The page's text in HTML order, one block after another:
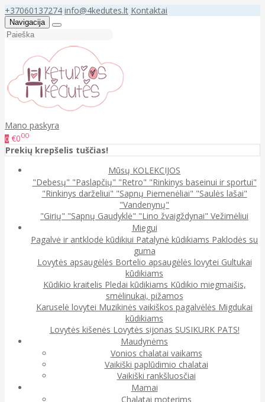
+37060137274 info@4kedutes.lt Kontaktai
Navigacija
Mano paskyra
0 €000
Prekių krepšelis tuščias!
Mūsų KOLEKCIJOS
"Debesų" "Paslapčių" "Retro" "Rinkinys baseinui ir sportui"
"Rinkinys darželiui" "Sapnų Piemenėliai" "Saulės lašai"
"Vandenynų"
"Girių" "Sapnų Gaudyklė" "Lino žvaigždynai" Vežimėliui
Miegui
Pagalvė ir antklodė kūdikiui Patalynė kūdikiams Paklodės su
guma
Lovytės apsaugėlės Bortelio apsaugėlės lovytei Gultukai
kūdikiams
Kūdikio kraitelis Pledai kūdikiams Kūdikio miegmaišis,
smėlinukai, pižamos
Karuselė lovytei Muzikinės vaikiškos pagalvėlės Migdukai
kūdikiams
Lovytės kišenės Lovytės sijonas SUSIKURK PATS!
Maudynėms
Vonios chalatai vaikams
Vaikiški paplūdimio chalatai
Vaikiški rankšluosčiai
Mamai
Chalatai moterims